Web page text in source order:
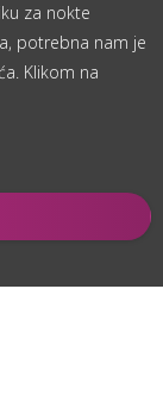
za nokte
potrebna nam je
Klikom na